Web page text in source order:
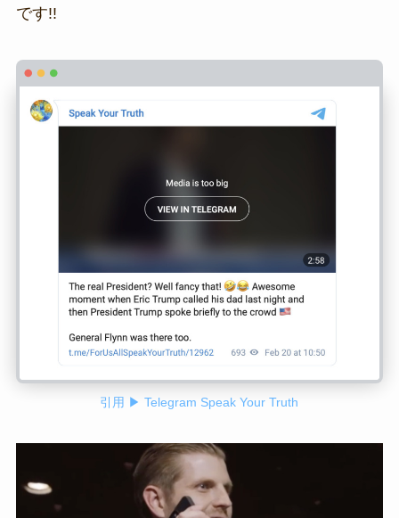
です!!
引用 ▶ Telegram Speak Your Truth